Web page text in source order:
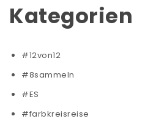
Kategorien
#12von12
#8sammeln
#ES
#farbkreisreise